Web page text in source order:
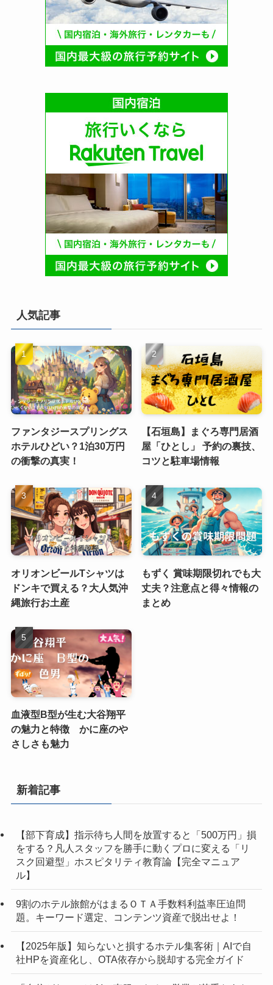
人気記事
ファンタジースプリングス
ホテルひどい？1泊30万円
の衝撃の真実！
【石垣島】まぐろ専門居酒
屋「ひとし」 予約の裏技、
コツと駐車場情報
オリオンビールTシャツは
ドンキで買える？大人気沖
縄旅行お土産
もずく 賞味期限切れでも大
丈夫？注意点と得々情報の
まとめ
血液型B型が生む大谷翔平
の魅力と特徴 かに座のや
さしさも魅力
新着記事
【部下育成】指示待ち人間を放置すると「500万円」損
をする？凡人スタッフを勝手に動くプロに変える「リ
スク回避型」ホスピタリティ教育論【完全マニュア
ル】
9割のホテル旅館がはまるＯＴＡ手数料利益率圧迫問
題。キーワード選定、コンテンツ資産で脱出せよ！
【2025年版】知らないと損するホテル集客術｜AIで自
社HPを資産化し、OTA依存から脱却する完全ガイド